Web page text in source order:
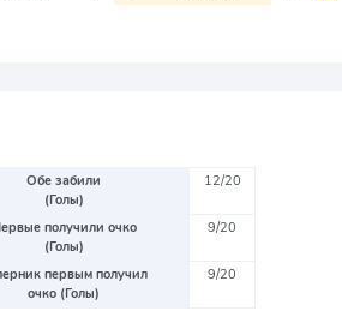
Обе забили
(Голы)
12/20
получили очко
(Голы)
9/20
первым получил
очко (Голы)
9/20